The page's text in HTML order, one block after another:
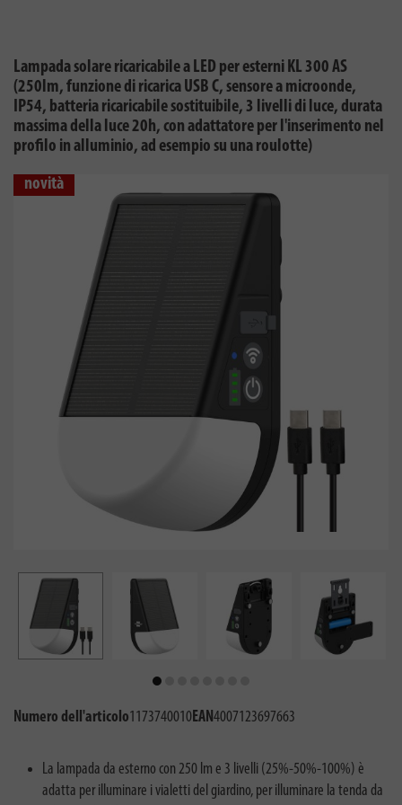
Lampada solare ricaricabile a LED per esterni KL 300 AS
(250lm, funzione di ricarica USB C, sensore a microonde,
IP54, batteria ricaricabile sostituibile, 3 livelli di luce, durata
massima della luce 20h, con adattatore per l'inserimento nel
profilo in alluminio, ad esempio su una roulotte)
novità
Numero dell'articolo1173740010EAN4007123697663
La lampada da esterno con 250 lm e 3 livelli (25%-50%-100%) è
adatta per illuminare i vialetti del giardino, per illuminare la tenda da